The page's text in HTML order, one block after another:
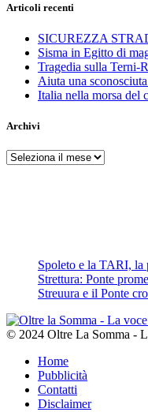
Articoli recenti
SICUREZZA
Sisma in Egitto di
Tragedia sulla Terni-
Aiuta una
Italia nella morsa del
Archivi
Archivi
Spoleto e la TARI, la
Strettura: Ponte
Streuura e il Ponte
© 2024 Oltre La Somma -
Home
Pubblicità
Contatti
Disclaimer